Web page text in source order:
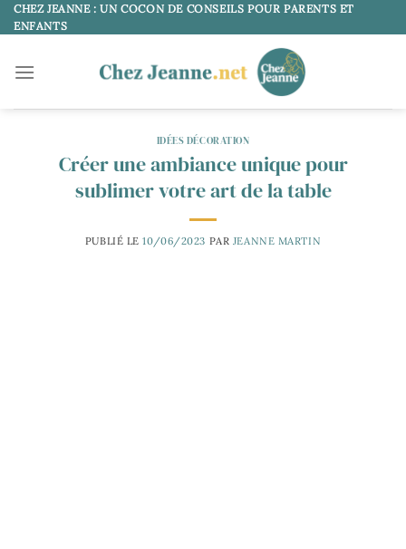
Passer
au
CHEZ JEANNE : UN COCON DE CONSEILS POUR PARENTS ET
ENFANTS
IDÉES DÉCORATION
Créer une ambiance unique pour
sublimer votre art de la table
PUBLIÉ LE10/06/2023 PAR JEANNE MARTIN